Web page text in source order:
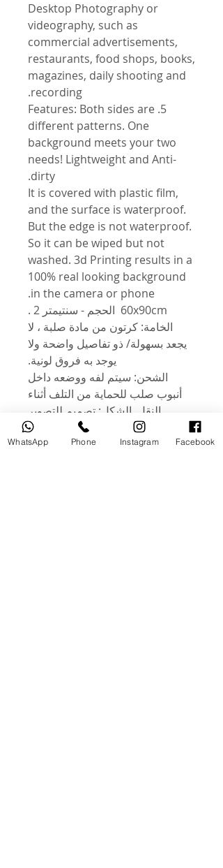
Desktop Photography or
videography, such as
commercial advertisements,
restaurants, food shops, books,
magazines, daily shooting and
recording.
5. Features: Both sides are
different patterns. One
background meets your two
needs! Lightweight and Anti-
dirty.
It is covered with plastic film,
and the surface is waterproof.
But the edge is not waterproof.
So it can be wiped but not
washed. 3d Printing results in a
100% real looking background
in the camera or phone.
الخامة: كرتون من مادة صلبة ، لا
يجعد بسهولة/ ذو تفاصيل واضحة ولا
يوجد به فروق لونية.
الشحن: سيتم لفه ووضعه داخل
أنبوب صلب للحماية من التلف أثناء
النقل. الشكل: تصميم للتصوير
المكتبي أو التصوير بالفيديو ، مثل
الإعلانات التجارية والمطاعم ومحلاتWhatsApp Phone Instagram Facebook